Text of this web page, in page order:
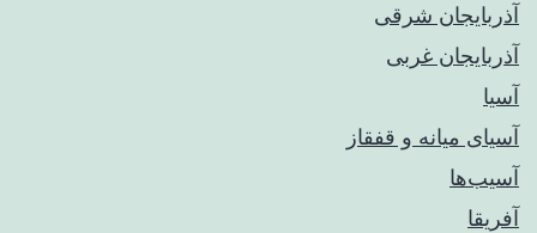
آذربایجان شرقی
آذربایجان غربی
آسیا
آسیای میانه و قفقاز
آسیب‌ها
آفریقا